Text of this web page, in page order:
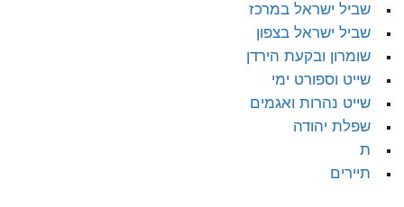
שביל ישראל במרכז
שביל ישראל בצפון
שומרון ובקעת הירדן
שייט וספורט ימי
שייט נהרות ואגמים
שפלת יהודה
ת
תיירים